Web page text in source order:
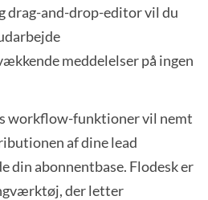
drag-and-drop-editor vil du
meddelelser på ingen
workflow-funktioner vil nemt
af dine lead
din abonnentbase. Flodesk er
der letter